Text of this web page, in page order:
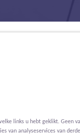
links u hebt geklikt. Geen
van analyseservices van